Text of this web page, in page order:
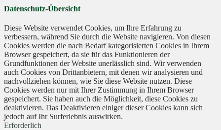
Datenschutz-Übersicht
Diese Website verwendet Cookies, um Ihre Erfahrung zu
verbessern, während Sie durch die Website navigieren. Von diesen
Cookies werden die nach Bedarf kategorisierten Cookies in Ihrem
Browser gespeichert, da sie für das Funktionieren der
Grundfunktionen der Website unerlässlich sind. Wir verwenden
auch Cookies von Drittanbietern, mit denen wir analysieren und
nachvollziehen können, wie Sie diese Website nutzen. Diese
Cookies werden nur mit Ihrer Zustimmung in Ihrem Browser
gespeichert. Sie haben auch die Möglichkeit, diese Cookies zu
deaktivieren. Das Deaktivieren einiger dieser Cookies kann sich
jedoch auf Ihr Surferlebnis auswirken.
Erforderlich